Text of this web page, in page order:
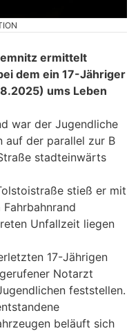
ermittelt
dem ein 17-Jähriger
ums Leben
war der Jugendliche
auf der parallel zur B
stadteinwärts
stieß er mit
Unfallzeit liegen
17-Jährigen
Notarzt
feststellen.
beläuft sich